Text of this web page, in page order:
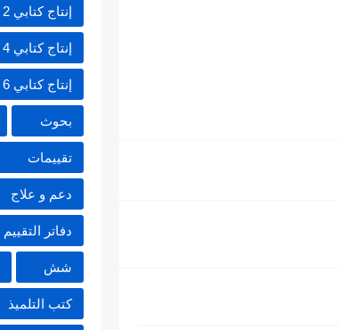
إنتاج كتابي 2
إنتاج كتابي 4
إنتاج كتابي 6
بحوث
تقييمات
دعم و علاج
دفاتر التقييم
شش
كتب التلميذ